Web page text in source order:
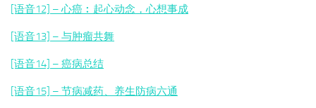
[语音12] – 心癌︰起心动念，心想事成
[语音13] – 与肿瘤共舞
[语音14] – 癌病总结
[语音15] – 节病减药、养生防病六通